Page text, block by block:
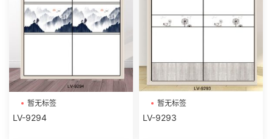
暂无标签
LV-9294
暂无标签
LV-9293